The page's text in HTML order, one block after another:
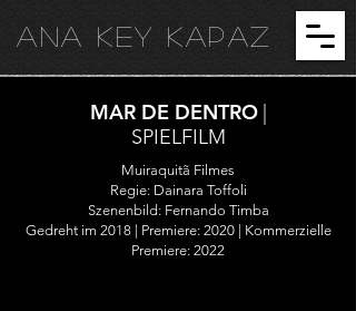
ANA KEY KAPAZ
MAR DE DENTRO
SPIELFILM
Muiraquitã Filmes
Regie: Dainara Toffoli
Szenenbild: Fernando Timba
Gedreht im 2018 | Premiere: 2020 | Kommerzielle
Premiere: 2022